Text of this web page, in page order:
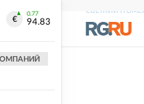
СВЕЖИЙ НОМЕР
0.77
94.83